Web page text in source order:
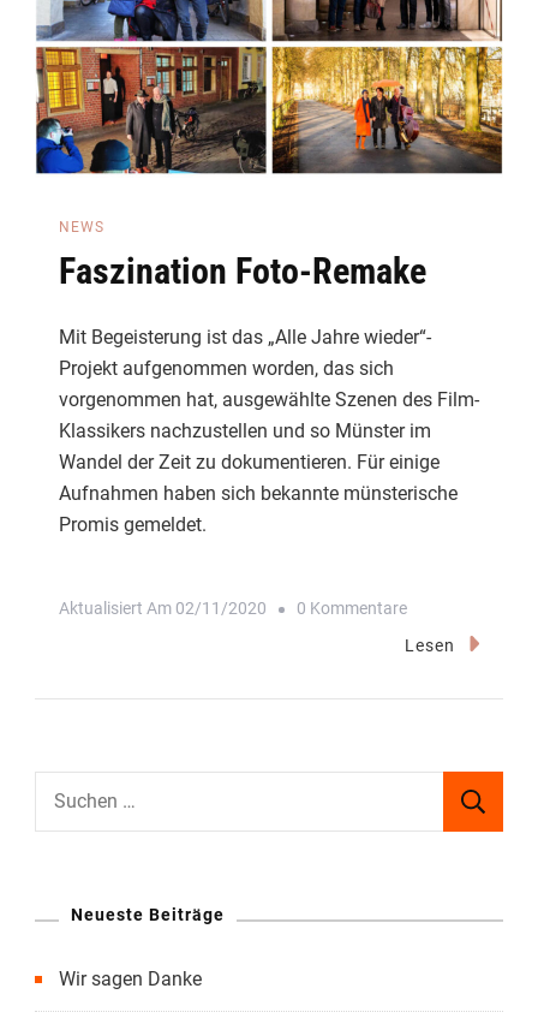
NEWS
Faszination Foto-Remake
Mit Begeisterung ist das „Alle Jahre wieder“-
Projekt aufgenommen worden, das sich
vorgenommen hat, ausgewählte Szenen des Film-
Klassikers nachzustellen und so Münster im
Wandel der Zeit zu dokumentieren. Für einige
Aufnahmen haben sich bekannte münsterische
Promis gemeldet.
Aktualisiert Am 02/11/2020 0 KommentareZu
Faszination
Lesen
Suchen
Neueste Beiträge
Wir sagen Danke